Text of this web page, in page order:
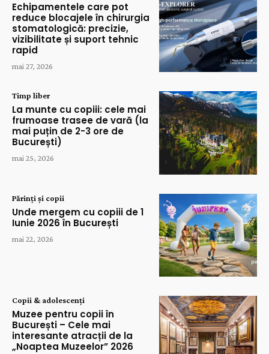
Echipamentele care pot
reduce blocajele în chirurgia
stomatologică: precizie,
vizibilitate și suport tehnic
rapid
mai 27, 2026
Timp liber
La munte cu copiii: cele mai
frumoase trasee de vară (la
mai puțin de 2-3 ore de
București)
mai 25, 2026
Părinți și copii
Unde mergem cu copiii de 1
Iunie 2026 în București
mai 22, 2026
Copii & adolescenți
Muzee pentru copii în
București – Cele mai
interesante atracții de la
„Noaptea Muzeelor” 2026